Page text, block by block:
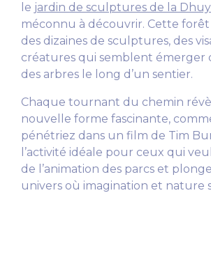
le jardin de sculptures de la
méconnu à découvrir. Cette
des dizaines de sculptures, des
créatures qui semblent émerger
des arbres le long d’un sentier.
Chaque tournant du chemin
nouvelle forme fascinante,
pénétriez dans un film de Tim
l’activité idéale pour ceux qui
de l’animation des parcs et
univers où imagination et nature